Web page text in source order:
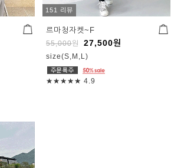
151 리뷰
르마청자켓~F
55,000원 27,500원
size(S,M,L)
★★★★★ 4.9